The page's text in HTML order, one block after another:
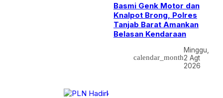
Basmi Genk Motor dan
Knalpot Brong, Polres
Tanjab Barat Amankan
Belasan Kendaraan
calendar_month
Minggu,
2 Agt
2026